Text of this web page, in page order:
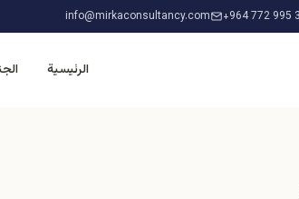
+964 772 995
info@mirkaconsultancy.com
الرئيسية